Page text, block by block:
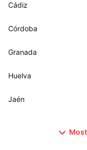
Cádiz
Córdoba
Granada
Huelva
Jaén